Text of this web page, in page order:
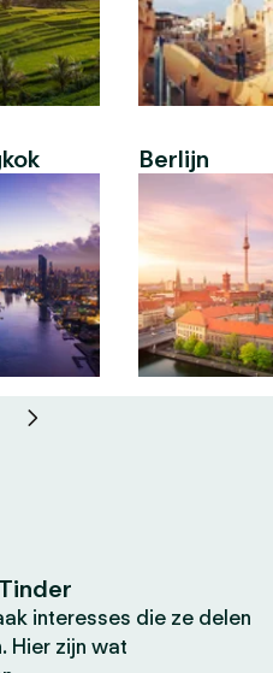
Berlijn
interesses die ze delen
Hier zijn wat